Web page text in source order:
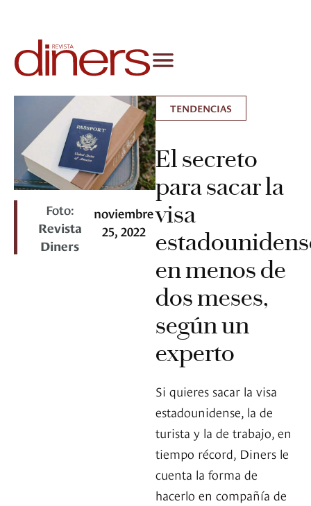
Foto:
Revista
Diners
noviembre
25, 2022
TENDENCIAS
El secreto
para sacar la
visa
en menos de
dos meses,
según un
experto
Si quieres sacar la visa
estadounidense, la de
turista y la de trabajo, en
tiempo récord, Diners le
cuenta la forma de
hacerlo en compañía de